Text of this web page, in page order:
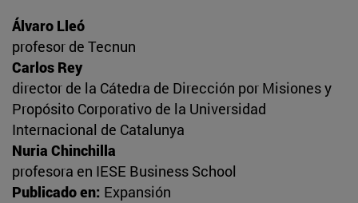
Álvaro Lleó
profesor de Tecnun
Carlos Rey
director de la Cátedra de Dirección por Misiones y
Propósito Corporativo de la Universidad
Internacional de Catalunya
Nuria Chinchilla
profesora en IESE Business School
Publicado en: Expansión